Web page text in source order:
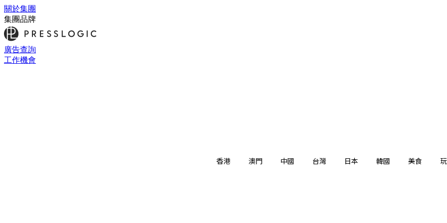
關於集團
集團品牌
廣告查詢
工作機會
香港 澳門 中國 台灣 日本 韓國 美食